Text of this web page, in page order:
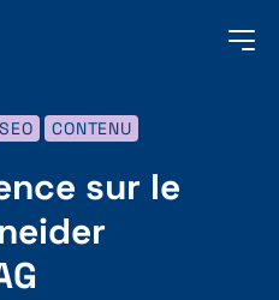
SEO CONTENU
sur le